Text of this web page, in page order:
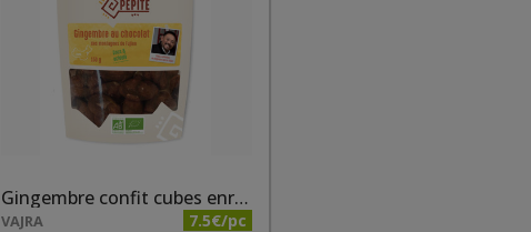
Gingembre confit cubes enrobés chocolat bio 250g Pépite
VAJRA 7.5€/pc